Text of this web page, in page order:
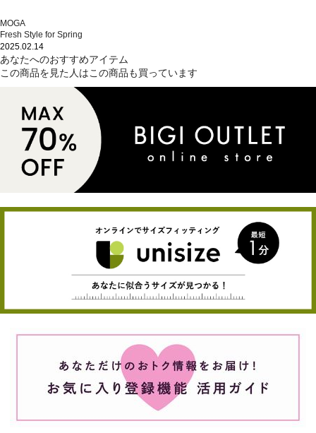
MOGA
Fresh Style for Spring
2025.02.14
あなたへのおすすめアイテム
この商品を見た人はこの商品も買っています